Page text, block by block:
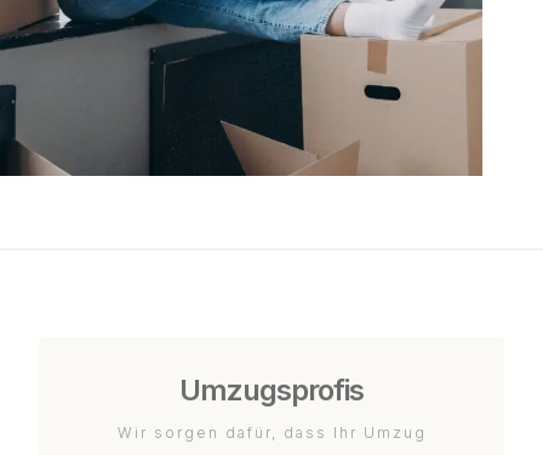
Umzugsprofis
Wir sorgen dafür, dass Ihr Umzug